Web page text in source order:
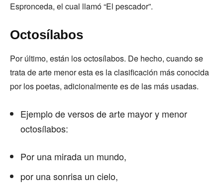
Espronceda, el cual llamó “El pescador”.
Octosílabos
Por último, están los octosílabos. De hecho, cuando se
trata de arte menor esta es la clasificación más conocida
por los poetas, adicionalmente es de las más usadas.
Ejemplo de versos de arte mayor y menor
octosílabos:
Por una mirada un mundo,
por una sonrisa un cielo,